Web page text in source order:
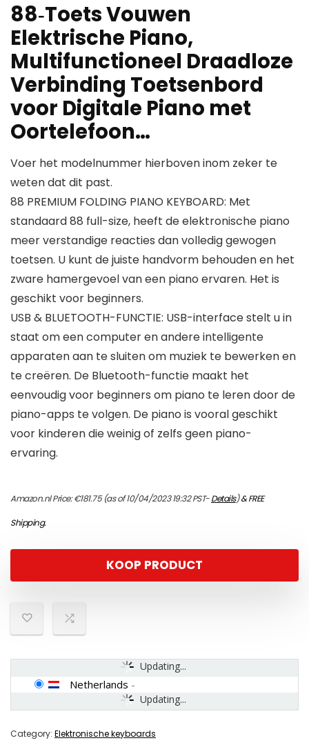
88‑Toets Vouwen
Elektrische Piano,
Multifunctioneel Draadloze
Verbinding Toetsenbord
voor Digitale Piano met
Oortelefoon…
Voer het modelnummer hierboven inom zeker te
weten dat dit past.
88 PREMIUM FOLDING PIANO KEYBOARD: Met
standaard 88 full-size, heeft de elektronische piano
meer verstandige reacties dan volledig gewogen
toetsen. U kunt de juiste handvorm behouden en het
zware hamergevoel van een piano ervaren. Het is
geschikt voor beginners.
USB & BLUETOOTH-FUNCTIE: USB-interface stelt u in
staat om een ​​computer en andere intelligente
apparaten aan te sluiten om muziek te bewerken en
te creëren. De Bluetooth-functie maakt het
eenvoudig voor beginners om piano te leren door de
piano-apps te volgen. De piano is vooral geschikt
voor kinderen die weinig of zelfs geen piano-
ervaring.
Amazon.nl Price:€181.75(as of 10/04/2023 19:32 PST-Details)&FREE
Shipping.
KOOP PRODUCT
Updating...
Updating...
Netherlands -
Category: Elektronische keyboards